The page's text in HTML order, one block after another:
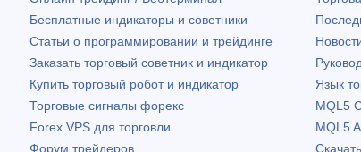
Бесплатные индикаторы и советники
Статьи о программировании и трейдинге
Заказать торговый советник и индикатор
Купить торговый робот и индикатор
Торговые сигналы форекс
Forex VPS для торговли
Форум трейдеров
Язык
MQL5
MQL5
Скачать